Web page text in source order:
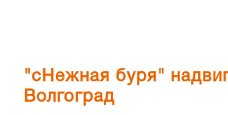
"сНежная буря"
Волгоград